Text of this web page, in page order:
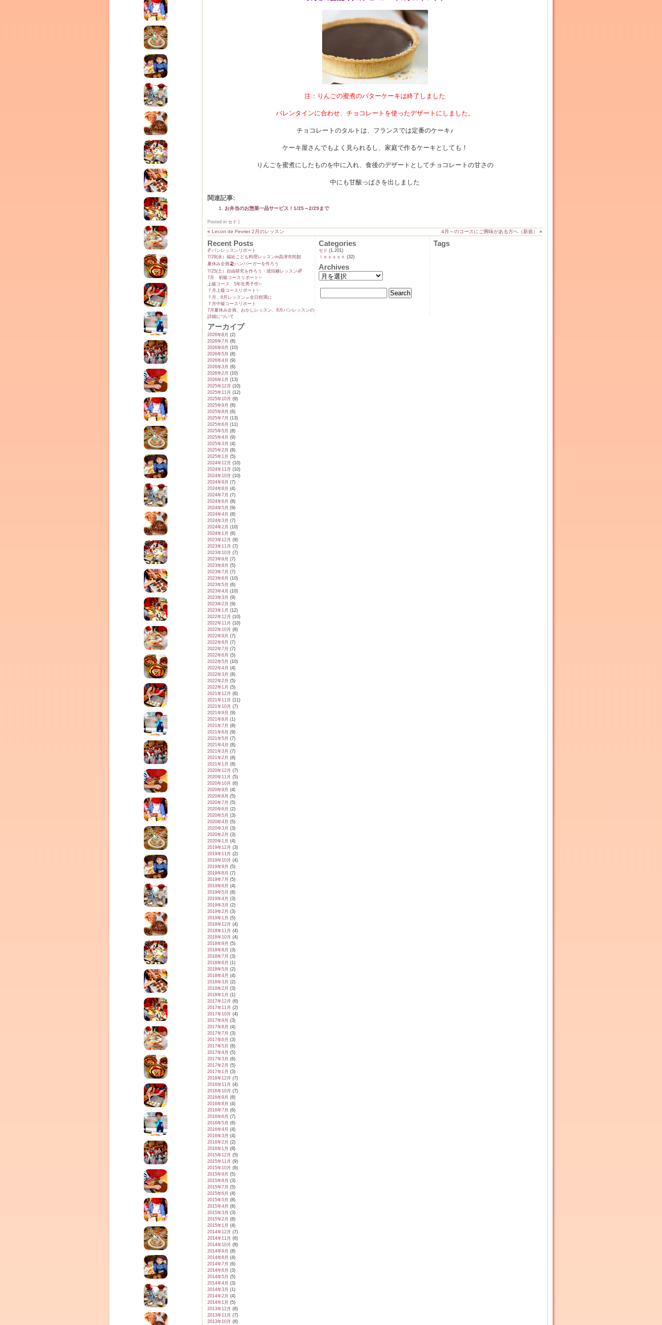
by CEDO)
注：りんごの蜜煮のバターケーキは終了しました
バレンタインに合わせ、チョコレートを使ったデザートにしました。
チョコレートのタルトは、フランスでは定番のケーキ♪
ケーキ屋さんでもよく見られるし、家庭で作るケーキとしても！
りんごを蜜煮にしたものを中に入れ、食後のデザートとしてチョコレートの甘さの
中にも甘酸っぱさを出しました
関連記事:
お弁当のお惣菜一品サービス！1/25～2/29まで
Posted in セド
« Lecon de Fevrier 2月のレッスン 4月～のコースにご興味がある方へ（新規） »
Recent Posts
🥐パンレッスンリポート
7/29(水）福祉こども料理レッスンin高津市民館
夏休み企画🏖️ハンバーガーを作ろう
7/25(土）自由研究を作ろう・琥珀糖レッスン🌈
7月 初級コースリポート✨️
上級コース 5年生男子作✨️
７月上級コースリポート✨️
７月、8月レッスン→全日程🈵に
７月中級コースリポート
7月夏休み企画、おかしレッスン、8月パンレッスンの
詳細について
アーカイブ
2026年8月 (2)
2026年7月 (8)
2026年6月 (10)
2026年5月 (8)
2026年4月 (9)
2026年3月 (6)
2026年2月 (10)
2026年1月 (13)
2025年12月 (10)
2025年11月 (12)
2025年10月 (9)
2025年9月 (8)
2025年8月 (6)
2025年7月 (13)
2025年6月 (11)
2025年5月 (8)
2025年4月 (9)
2025年3月 (4)
2025年2月 (8)
2025年1月 (5)
2024年12月 (10)
2024年11月 (10)
2024年10月 (10)
2024年9月 (7)
2024年8月 (4)
2024年7月 (7)
2024年6月 (8)
2024年5月 (9)
2024年4月 (8)
2024年3月 (7)
2024年2月 (10)
2024年1月 (6)
2023年12月 (9)
2023年11月 (7)
2023年10月 (7)
2023年9月 (7)
2023年8月 (5)
2023年7月 (7)
2023年6月 (10)
2023年5月 (6)
2023年4月 (10)
2023年3月 (9)
2023年2月 (9)
2023年1月 (12)
2022年12月 (10)
2022年11月 (10)
2022年10月 (8)
2022年9月 (7)
2022年8月 (7)
2022年7月 (7)
2022年6月 (5)
2022年5月 (10)
2022年4月 (4)
2022年3月 (8)
2022年2月 (5)
2022年1月 (5)
2021年12月 (6)
2021年11月 (11)
2021年10月 (7)
2021年9月 (9)
2021年8月 (1)
2021年7月 (8)
2021年6月 (9)
2021年5月 (7)
2021年4月 (8)
2021年3月 (7)
2021年2月 (8)
2021年1月 (8)
2020年12月 (7)
2020年11月 (5)
2020年10月 (6)
2020年9月 (4)
2020年8月 (5)
2020年7月 (5)
2020年6月 (2)
2020年5月 (3)
2020年4月 (5)
2020年3月 (3)
2020年2月 (3)
2020年1月 (4)
2019年12月 (3)
2019年11月 (2)
2019年10月 (4)
2019年9月 (5)
2019年8月 (7)
2019年7月 (5)
2019年6月 (4)
2019年5月 (8)
2019年4月 (3)
2019年3月 (2)
2019年2月 (3)
2019年1月 (5)
2018年12月 (4)
2018年11月 (4)
2018年10月 (4)
2018年9月 (5)
2018年8月 (3)
2018年7月 (3)
2018年6月 (1)
2018年5月 (2)
2018年4月 (4)
2018年3月 (2)
2018年2月 (3)
2018年1月 (1)
2017年12月 (6)
2017年11月 (2)
2017年10月 (4)
2017年9月 (3)
2017年8月 (4)
2017年7月 (3)
2017年6月 (3)
2017年5月 (8)
2017年4月 (5)
2017年3月 (6)
2017年2月 (5)
2017年1月 (3)
2016年12月 (7)
2016年11月 (4)
2016年10月 (7)
2016年9月 (6)
2016年8月 (4)
2016年7月 (6)
2016年6月 (7)
2016年5月 (6)
2016年4月 (4)
2016年3月 (4)
2016年2月 (2)
2016年1月 (8)
2015年12月 (5)
2015年11月 (9)
2015年10月 (6)
2015年9月 (5)
2015年8月 (3)
2015年7月 (5)
2015年6月 (4)
2015年5月 (8)
2015年4月 (8)
2015年3月 (3)
2015年2月 (8)
2015年1月 (4)
2014年12月 (7)
2014年11月 (6)
2014年10月 (8)
2014年9月 (8)
2014年8月 (4)
2014年7月 (6)
2014年6月 (3)
2014年5月 (5)
2014年4月 (3)
2014年3月 (1)
2014年2月 (4)
2014年1月 (5)
2013年12月 (6)
2013年11月 (7)
2013年10月 (8)
Categories
セド (1,201)
ｌｅｓｓｏｎ (32)
Archives
Tags